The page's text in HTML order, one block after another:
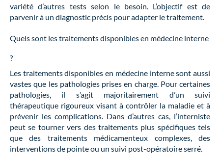
variété d’autres tests selon le besoin. L’objectif est de
parvenir à un diagnostic précis pour adapter le traitement.
Quels sont les traitements disponibles en médecine interne
?
Les traitements disponibles en médecine interne sont aussi
vastes que les pathologies prises en charge. Pour certaines
pathologies, il s’agit majoritairement d’un suivi
thérapeutique rigoureux visant à contrôler la maladie et à
prévenir les complications. Dans d’autres cas, l’interniste
peut se tourner vers des traitements plus spécifiques tels
que des traitements médicamenteux complexes, des
interventions de pointe ou un suivi post-opératoire serré.